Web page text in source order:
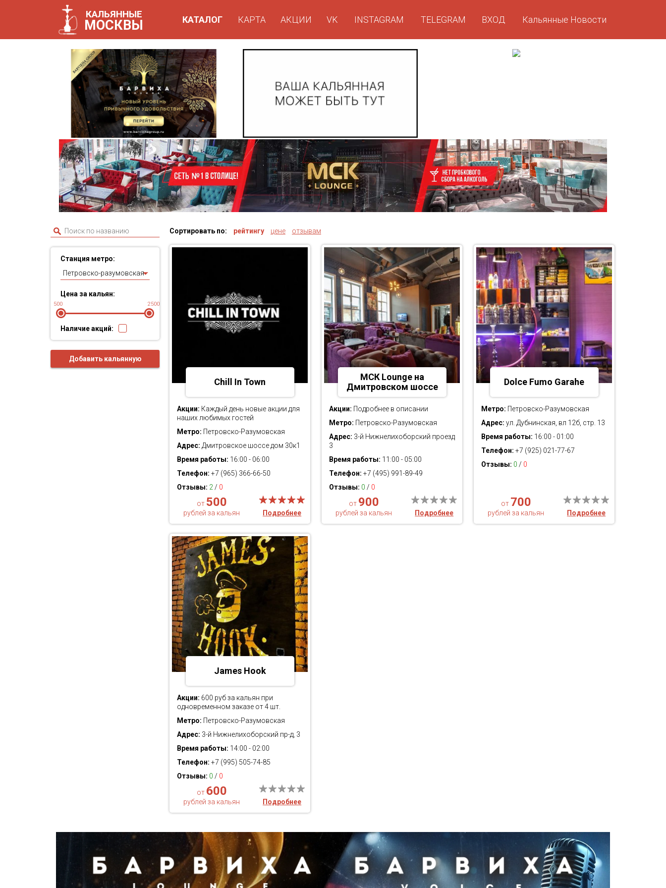
КАЛЬЯННЫЕ
МОСКВЫ
КАТАЛОГ
КАРТА
АКЦИИ
VK
INSTAGRAM
TELEGRAM
ВХОД
Кальянные Новости
Станция метро:
Петровско-разумовская
Цена за кальян:
500 2500
Наличие акций:
Добавить кальянную
Сортировать по: рейтингу цене отзывам
Chill In Town
Акции: Каждый день новые акции для
наших любимых гостей
Метро: Петровско-Разумовская
Адрес: Дмитровское шоссе дом 30к1
Время работы: 16:00 - 06:00
Телефон: +7 (965) 366-66-50
Отзывы: 2 / 0
от 500
рублей за кальян Подробнее
МСК Lounge на
Дмитровском шоссе
Акции: Подробнее в описании
Метро: Петровско-Разумовская
Адрес: 3-й Нижнелихоборский проезд
3
Время работы: 11:00 - 05:00
Телефон: +7 (495) 991-89-49
Отзывы: 0 / 0
от 900
рублей за кальян Подробнее
Dolce Fumo Garahe
Метро: Петровско-Разумовская
Адрес: ул. Дубнинская, вл 12б, стр. 13
Время работы: 16:00 - 01:00
Телефон: +7 (925) 021-77-67
Отзывы: 0 / 0
от 700
рублей за кальян Подробнее
James Hook
Акции: 600 руб за кальян при
одновременном заказе от 4 шт.
Метро: Петровско-Разумовская
Адрес: 3-й Нижнелихоборский пр-д, 3
Время работы: 14:00 - 02:00
Телефон: +7 (995) 505-74-85
Отзывы: 0 / 0
от 600
рублей за кальян Подробнее